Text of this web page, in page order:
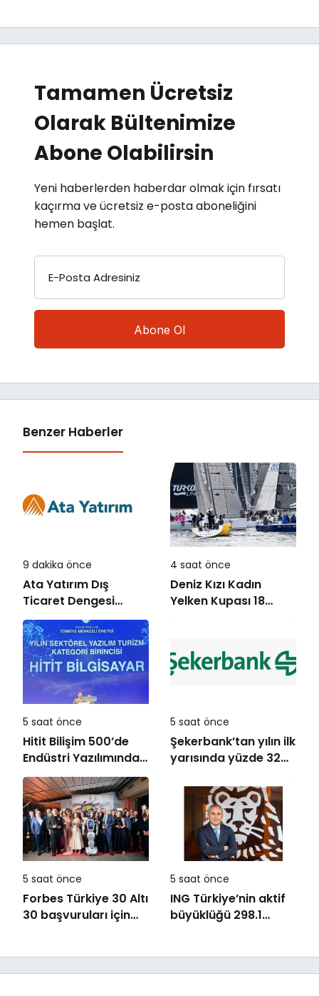
Tamamen Ücretsiz
Olarak Bültenimize
Abone Olabilirsin
Yeni haberlerden haberdar olmak için fırsatı
kaçırma ve ücretsiz e-posta aboneliğini
hemen başlat.
E-Posta Adresiniz
Benzer Haberler
9 dakika önce
Ata Yatırım Dış
Ticaret Dengesi
Analiz Raporunu
Yayımladı
4 saat önce
Deniz Kızı Kadın
Yelken Kupası 18
5 saat önce
Hitit Bilişim 500’de
Endüstri Yazılımında
Birinci Sırada
5 saat önce
Şekerbank’tan yılın ilk
yarısında yüzde 32
5 saat önce
Forbes Türkiye 30 Altı
30 başvuruları için
5 saat önce
ING Türkiye’nin aktif
büyüklüğü 298.1